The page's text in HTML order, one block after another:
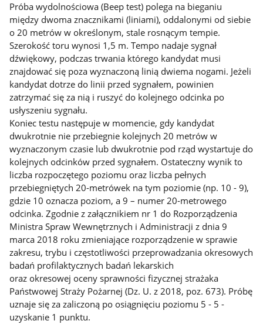
Próba wydolnościowa (Beep test) polega na bieganiu
między dwoma znacznikami (liniami), oddalonymi od siebie
o 20 metrów w określonym, stale rosnącym tempie.
Szerokość toru wynosi 1,5 m. Tempo nadaje sygnał
dźwiękowy, podczas trwania którego kandydat musi
znajdować się poza wyznaczoną linią dwiema nogami. Jeżeli
kandydat dotrze do linii przed sygnałem, powinien
zatrzymać się za nią i ruszyć do kolejnego odcinka po
usłyszeniu sygnału.
Koniec testu następuje w momencie, gdy kandydat
dwukrotnie nie przebiegnie kolejnych 20 metrów w
wyznaczonym czasie lub dwukrotnie pod rząd wystartuje do
kolejnych odcinków przed sygnałem. Ostateczny wynik to
liczba rozpoczętego poziomu oraz liczba pełnych
przebiegniętych 20-metrówek na tym poziomie (np. 10 - 9),
gdzie 10 oznacza poziom, a 9 – numer 20-metrowego
odcinka. Zgodnie z załącznikiem nr 1 do Rozporządzenia
Ministra Spraw Wewnętrznych i Administracji z dnia 9
marca 2018 roku zmieniające rozporządzenie w sprawie
zakresu, trybu i częstotliwości przeprowadzania okresowych
badań profilaktycznych badań lekarskich
oraz okresowej oceny sprawności fizycznej strażaka
Państwowej Straży Pożarnej (Dz. U. z 2018, poz. 673). Próbę
uznaje się za zaliczoną po osiągnięciu poziomu 5 - 5 -
uzyskanie 1 punktu.